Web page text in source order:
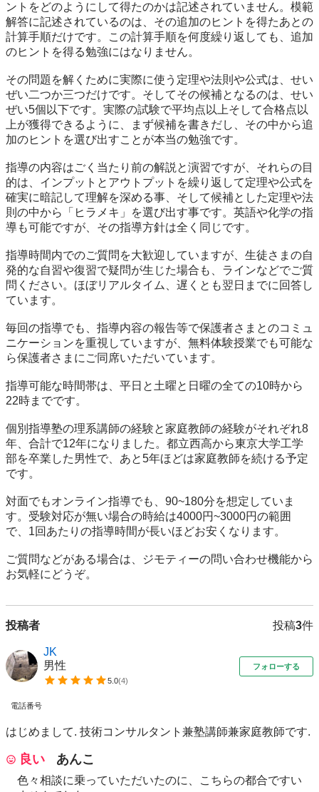
ントをどのようにして得たのかは記述されていません。模範
解答に記述されているのは、その追加のヒントを得たあとの
計算手順だけです。この計算手順を何度繰り返しても、追加
のヒントを得る勉強にはなりません。
その問題を解くために実際に使う定理や法則や公式は、せい
ぜい二つか三つだけです。そしてその候補となるのは、せい
ぜい5個以下です。実際の試験で平均点以上そして合格点以
上が獲得できるように、まず候補を書きだし、その中から追
加のヒントを選び出すことが本当の勉強です。
指導の内容はごく当たり前の解説と演習ですが、それらの目
的は、インプットとアウトプットを繰り返して定理や公式を
確実に暗記して理解を深める事、そして候補とした定理や法
則の中から「ヒラメキ」を選び出す事です。英語や化学の指
導も可能ですが、その指導方針は全く同じです。
指導時間内でのご質問を大歓迎していますが、生徒さまの自
発的な自習や復習で疑問が生じた場合も、ラインなどでご質
問ください。ほぼリアルタイム、遅くとも翌日までに回答し
ています。
毎回の指導でも、指導内容の報告等で保護者さまとのコミュ
ニケーションを重視していますが、無料体験授業でも可能な
ら保護者さまにご同席いただいています。
指導可能な時間帯は、平日と土曜と日曜の全ての10時から
22時までです。
個別指導塾の理系講師の経験と家庭教師の経験がそれぞれ8
年、合計で12年になりました。都立西高から東京大学工学
部を卒業した男性で、あと5年ほどは家庭教師を続ける予定
です。
対面でもオンライン指導でも、90~180分を想定していま
す。受験対応が無い場合の時給は4000円~3000円の範囲
で、1回あたりの指導時間が長いほどお安くなります。
ご質問などがある場合は、ジモティーの問い合わせ機能から
お気軽にどうぞ。
投稿者 投稿3件
JK
男性
5.0(4)
フォローする
電話番号
はじめまして. 技術コンサルタント兼塾講師兼家庭教師です.
良い あんこ
色々相談に乗っていただいたのに、こちらの都合ですい